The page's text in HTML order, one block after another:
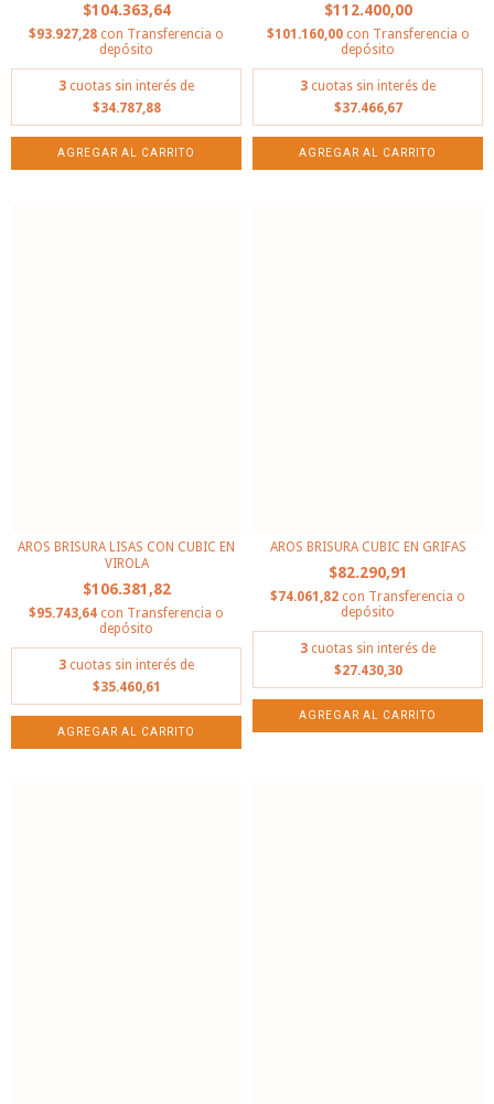
$104.363,64
$93.927,28 con Transferencia o
depósito
3 cuotas sin interés de
$34.787,88
$112.400,00
$101.160,00 con Transferencia o
depósito
3 cuotas sin interés de
$37.466,67
AROS BRISURA LISAS CON CUBIC EN
VIROLA
$106.381,82
$95.743,64 con Transferencia o
depósito
3 cuotas sin interés de
$35.460,61
AROS BRISURA CUBIC EN GRIFAS
$82.290,91
$74.061,82 con Transferencia o
depósito
3 cuotas sin interés de
$27.430,30